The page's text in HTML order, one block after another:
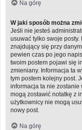
Na górę
W jaki sposób można
Jeśli nie jesteś
usuwać tylko swoje
znajdujący się przy
pewien czas po jego
twoim postem pojawi się
zmieniany. Informacja ta
tym postem kolejny post.
informacja ta nie zostanie
mogą zostawić notatkę z
użytkownicy nie mogą
nowy post.
Na górę